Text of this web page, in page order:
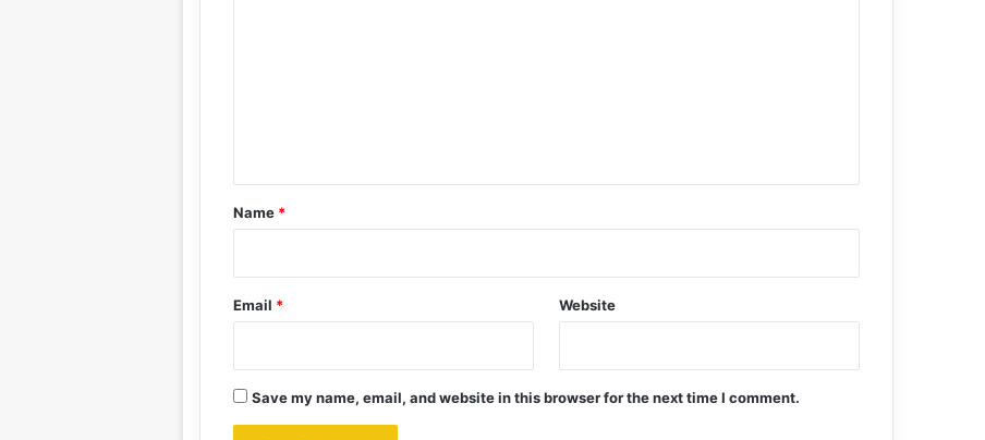
*
Name *
Email * Website
Save my name, email, and website in this browser for the next time I comment.